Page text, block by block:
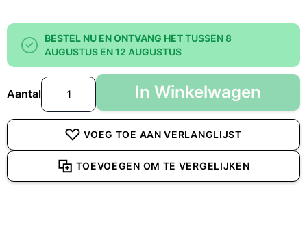
BESTEL NU EN ONTVANG HETTUSSEN 8
AUGUSTUS EN 12 AUGUSTUS
Aantal In Winkelwagen
VOEG TOE AAN VERLANGLIJST
TOEVOEGEN OM TE VERGELIJKEN